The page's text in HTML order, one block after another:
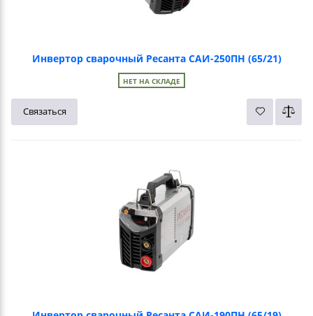
Инвертор сварочный Ресанта САИ-250ПН (65/21)
НЕТ НА СКЛАДЕ
Связаться